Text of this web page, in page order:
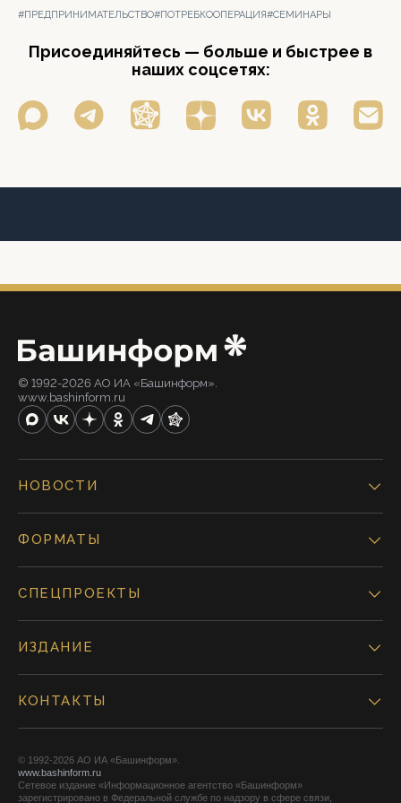
#ПРЕДПРИНИМАТЕЛЬСТВО#ПОТРЕБКООПЕРАЦИЯ#СЕМИНАРЫ
Присоединяйтесь — больше и быстрее в
наших соцсетях:
© 1992-2026 АО ИА «Башинформ».
www.bashinform.ru
НОВОСТИ
ФОРМАТЫ
СПЕЦПРОЕКТЫ
ИЗДАНИЕ
КОНТАКТЫ
© 1992-2026 АО ИА «Башинформ».
www.bashinform.ru
Сетевое издание «Информационное агентство «Башинформ»
зарегистрировано в Федеральной службе по надзору в сфере связи,